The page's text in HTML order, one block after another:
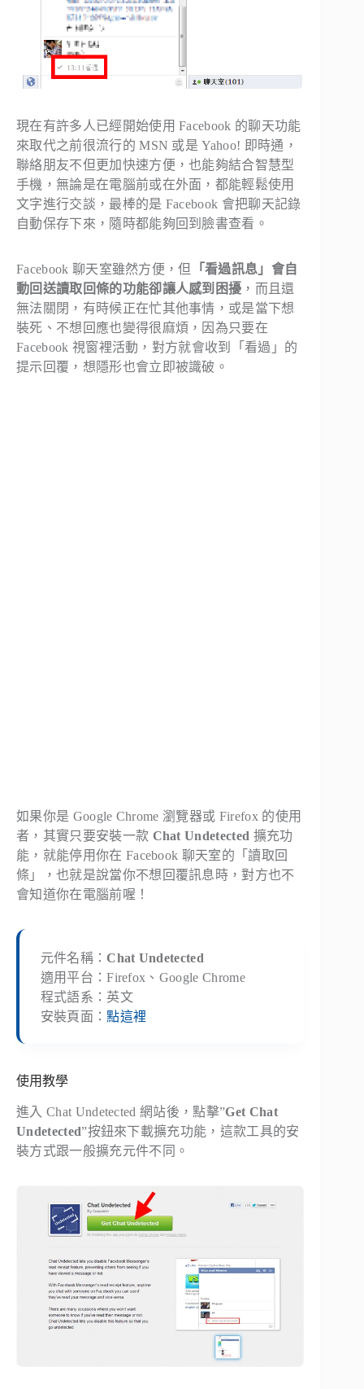
現在有許多人已經開始使用 Facebook 的聊天功能
來取代之前很流行的 MSN 或是 Yahoo! 即時通，
聯絡朋友不但更加快速方便，也能夠結合智慧型
手機，無論是在電腦前或在外面，都能輕鬆使用
文字進行交談，最棒的是 Facebook 會把聊天記錄
自動保存下來，隨時都能夠回到臉書查看。
Facebook 聊天室雖然方便，但
「看過訊息」會自
動回送讀取回條的功能卻讓人感到困擾 ，而且還
無法關閉，有時候正在忙其他事情，或是當下想
裝死、不想回應也變得很麻煩，因為只要在
Facebook 視窗裡活動，對方就會收到「看過」的
提示回覆，想隱形也會立即被識破。
如果你是 Google Chrome 瀏覽器或 Firefox 的使用
者，其實只要安裝一款 Chat Undetected 擴充功
能，就能停用你在 Facebook 聊天室的「讀取回
條」，也就是說當你不想回覆訊息時，對方也不
會知道你在電腦前喔！
元件名稱：Chat Undetected
適用平台：Firefox、Google Chrome
程式語系：英文
安裝頁面：點這裡
使用教學
進入 Chat Undetected 網站後，點擊”Get Chat
Undetected”按鈕來下載擴充功能，這款工具的安
裝方式跟一般擴充元件不同。